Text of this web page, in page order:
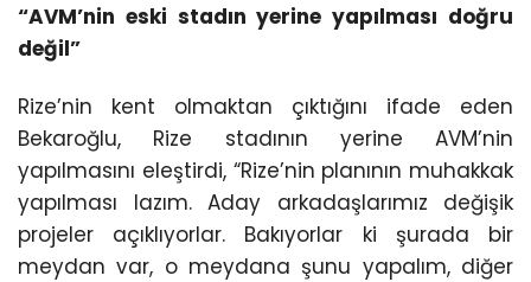
“AVM’nin eski stadın yerine yapılması doğru
değil”
Rize’nin kent olmaktan çıktığını ifade eden
Bekaroğlu, Rize stadının yerine AVM’nin
yapılmasını eleştirdi, “Rize’nin planının muhakkak
yapılması lazım. Aday arkadaşlarımız değişik
projeler açıklıyorlar. Bakıyorlar ki şurada bir
meydan var, o meydana şunu yapalım, diğer